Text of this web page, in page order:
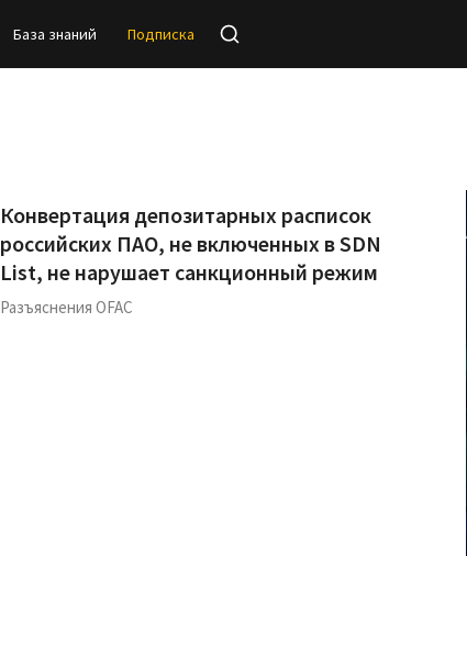
База знаний Подписка
Конвертация депозитарных расписок
российских ПАО, не включенных в SDN
List, не нарушает санкционный режим
Разъяснения OFAC